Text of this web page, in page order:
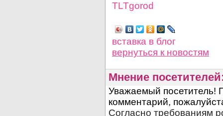
TLTgorod
вставка в блог
вернуться к новостям
Мнение